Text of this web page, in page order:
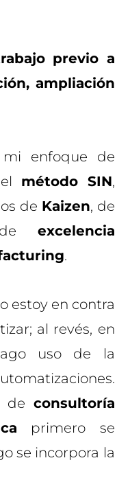
previo a
ampliación
enfoque de
método SIN,
de Kaizen, de
excelencia
.
estoy en contra
al revés, en
uso de la
de consultoría
primero se
se incorpora la